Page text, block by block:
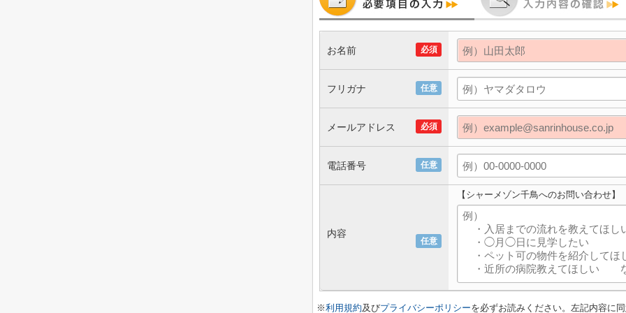
必須
お名前
任意
フリガナ
必須
メールアドレス
任意
電話番号
任意
内容
【シャーメゾン千鳥へのお問い合わせ】
※利用規約及びプライバシーポリシーを必ずお読みください。左記内容に